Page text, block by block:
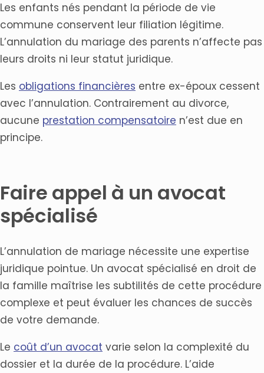
Les enfants nés pendant la période de vie
commune conservent leur filiation légitime.
L’annulation du mariage des parents n’affecte pas
leurs droits ni leur statut juridique.
Les obligations financières entre ex-époux cessent
avec l’annulation. Contrairement au divorce,
aucune prestation compensatoire n’est due en
principe.
Faire appel à un avocat
spécialisé
L’annulation de mariage nécessite une expertise
juridique pointue. Un avocat spécialisé en droit de
la famille maîtrise les subtilités de cette procédure
complexe et peut évaluer les chances de succès
de votre demande.
Le coût d’un avocat varie selon la complexité du
dossier et la durée de la procédure. L’aide